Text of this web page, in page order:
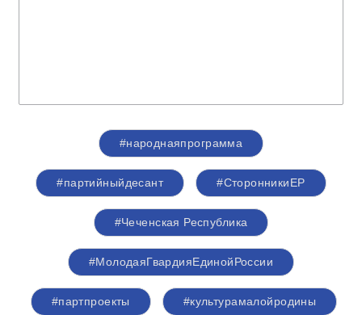
#народнаяпрограмма
#партийныйдесант #СторонникиЕР
#Чеченская Республика
#МолодаяГвардияЕдинойРоссии
#партпроекты #культурамалойродины